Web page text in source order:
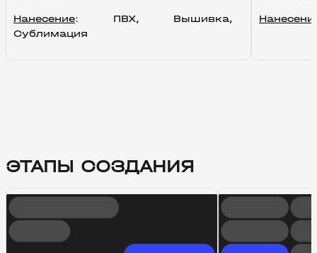
Нанесение: ПВХ, Вышивка,
Сублимация
ЭТАПЫ СОЗДАНИЯ